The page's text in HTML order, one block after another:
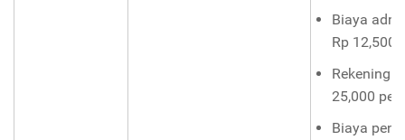
Biaya
Rp 12,500
Rekening
25,000 per
Biaya